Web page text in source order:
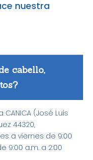
nuestra
cabello,
(José Luis
44320,
a viernes de 9:00
9:00 a.m. a 2:00